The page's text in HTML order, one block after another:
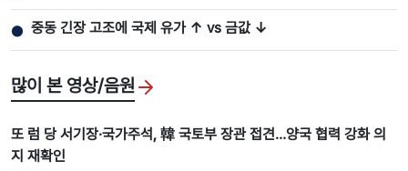
● 중동 긴장 고조에 국제 유가 ↑ vs 금값 ↓
많이 본 영상/음원
또 럼 당 서기장·국가주석, 韓 국토부 장관 접견…양국 협력 강화 의
지 재확인